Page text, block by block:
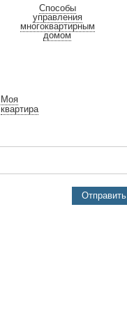
Моя
квартира
Способы
управления
многоквартирным
домом
Отправить